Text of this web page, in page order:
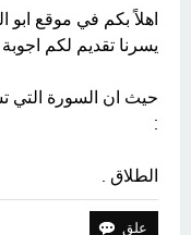
اهلاً بكم في موقع ابو
يسرنا تقديم لكم
حيث ان السورة
:
الطلاق .